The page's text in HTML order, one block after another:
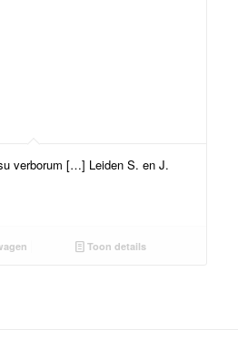
verborum […] Leiden S. en J.
Toon details